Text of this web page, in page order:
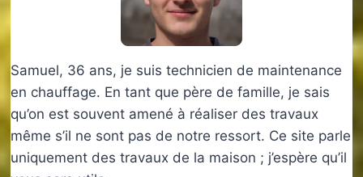
Samuel, 36 ans, je suis technicien de maintenance
en chauffage. En tant que père de famille, je sais
qu’on est souvent amené à réaliser des travaux
même s’il ne sont pas de notre ressort. Ce site parle
uniquement des travaux de la maison ; j’espère qu’il